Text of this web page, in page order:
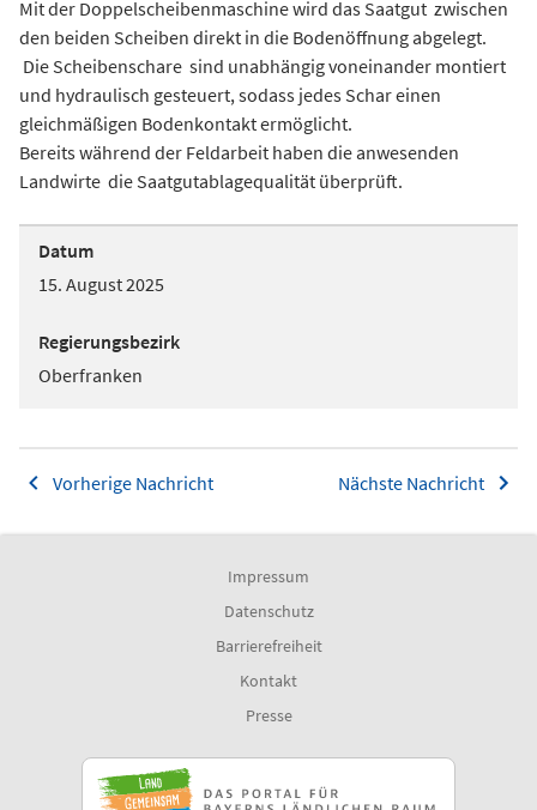
Mit der Doppelscheibenmaschine wird das Saatgut zwischen
den beiden Scheiben direkt in die Bodenöffnung abgelegt.
Die Scheibenschare sind unabhängig voneinander montiert
und hydraulisch gesteuert, sodass jedes Schar einen
gleichmäßigen Bodenkontakt ermöglicht.
Bereits während der Feldarbeit haben die anwesenden
Landwirte die Saatgutablagequalität überprüft.
Datum
15. August 2025
Regierungsbezirk
Oberfranken
Vorherige Nachricht Nächste Nachricht
Impressum
Datenschutz
Barrierefreiheit
Kontakt
Presse